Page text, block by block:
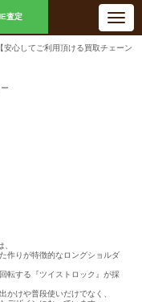
査定
N
a
v
心してご利用頂ける買取チェーン
作りが特徴的なロングショルダ
転する『ツイストロック』が採
かけや普段使いだけでなく、